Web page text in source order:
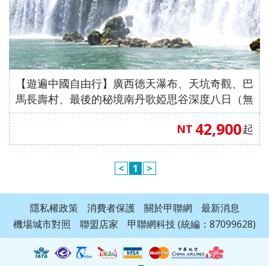
【遊遍中國自由行】廣西德天瀑布、天坑奇觀、巴
馬長壽村、最後的秘境南丹歌婭思谷深度八日（無
購物無自費）【澳門航空、台中出發】
NT 42,900起
< 1 >
隱私權政策 消費者保護 關於甲聯網
最新消息
機場城市對照
聯盟店家 甲聯網科技 (統編：87099628)